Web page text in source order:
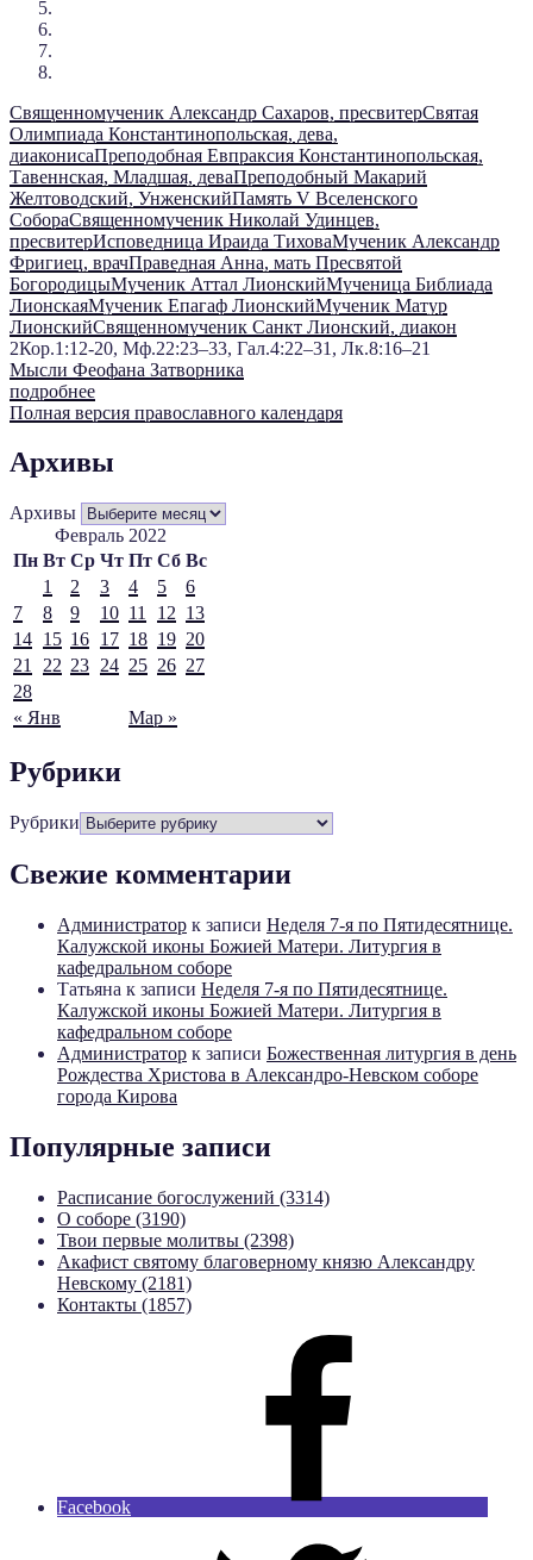
Священномученик Александр Сахаров, пресвитерСвятая
Олимпиада Константинопольская, дева,
диаконисаПреподобная Евпраксия Константинопольская,
Тавеннская, Младшая, деваПреподобный Макарий
Желтоводский, УнженскийПамять V Вселенского
СобораСвященномученик Николай Удинцев,
пресвитерИсповедница Ираида ТиховаМученик Александр
Фригиец, врачПраведная Анна, мать Пресвятой
БогородицыМученик Аттал ЛионскийМученица Библиада
ЛионскаяМученик Епагаф ЛионскийМученик Матур
ЛионскийСвященномученик Санкт Лионский, диакон
2Кор.1:12-20, Мф.22:23–33, Гал.4:22–31, Лк.8:16–21
Мысли Феофана Затворника
подробнее
Полная версия православного календаря
Архивы
Архивы
Февраль 2022
Пн Вт Ср Чт Пт Сб Вс
« Янв Мар »
1 2 3 4 5
6
7
8 9 10 11 12 13
14 15 16 17 18 19 20
21
22 23 24 25 26 27
28
Рубрики
Рубрики
Свежие комментарии
Администратор к записи Неделя 7-я по Пятидесятнице.
Калужской иконы Божией Матери. Литургия в
кафедральном соборе
Татьяна к записи Неделя 7-я по Пятидесятнице.
Калужской иконы Божией Матери. Литургия в
кафедральном соборе
Администратор к записи Божественная литургия в день
Рождества Христова в Александро-Невском соборе
города Кирова
Популярные записи
Расписание богослужений (3314)
О соборе (3190)
Твои первые молитвы (2398)
Акафист святому благоверному князю Александру
Невскому (2181)
Контакты (1857)
Facebook